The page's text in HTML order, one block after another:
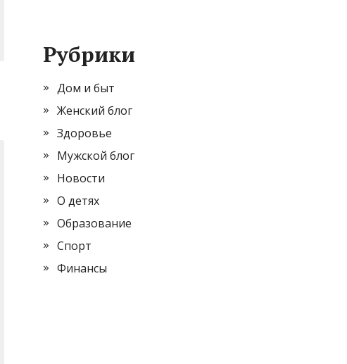
Рубрики
Дом и быт
Женский блог
Здоровье
Мужской блог
Новости
О детях
Образование
Спорт
Финансы